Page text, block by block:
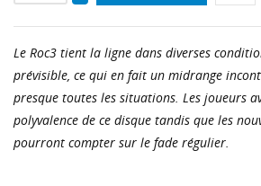
Le Roc3 tient la ligne dans diverses
prévisible, ce qui en fait un midrange
presque toutes les situations. Les joueurs
polyvalence de ce disque tandis que les
pourront compter sur le fade régulier.